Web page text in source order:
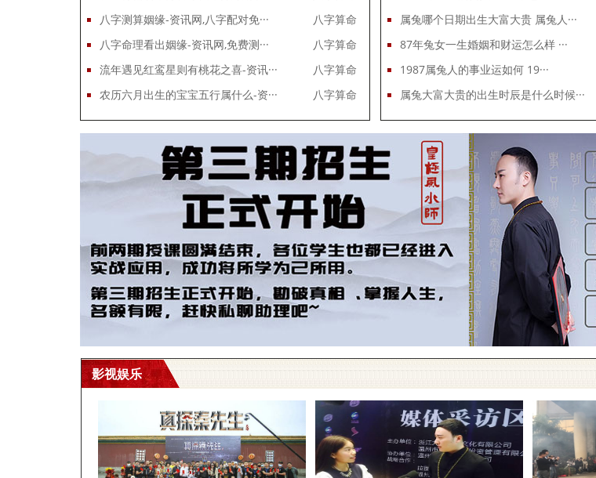
八字测算姻缘-资讯网,八字配对免···
八字算命
八字命理看出姻缘-资讯网,免费测···
八字算命
流年遇见红鸾星则有桃花之喜-资讯···
八字算命
农历六月出生的宝宝五行属什么-资···
八字算命
属兔哪个日期出生大富大贵 属兔人···
87年兔女一生婚姻和财运怎么样 ···
1987属兔人的事业运如何 19···
属兔大富大贵的出生时辰是什么时候···
影视娱乐